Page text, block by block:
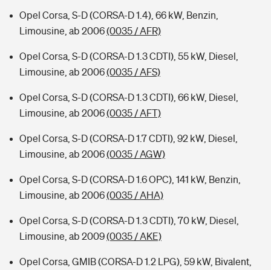
Opel Corsa, S-D (CORSA-D 1.4), 66 kW, Benzin,
Limousine, ab 2006(0035 / AFR)
Opel Corsa, S-D (CORSA-D 1.3 CDTI), 55 kW, Diesel,
Limousine, ab 2006(0035 / AFS)
Opel Corsa, S-D (CORSA-D 1.3 CDTI), 66 kW, Diesel,
Limousine, ab 2006(0035 / AFT)
Opel Corsa, S-D (CORSA-D 1.7 CDTI), 92 kW, Diesel,
Limousine, ab 2006(0035 / AGW)
Opel Corsa, S-D (CORSA-D 1.6 OPC), 141 kW, Benzin,
Limousine, ab 2006(0035 / AHA)
Opel Corsa, S-D (CORSA-D 1.3 CDTI), 70 kW, Diesel,
Limousine, ab 2009(0035 / AKE)
Opel Corsa, GMIB (CORSA-D 1.2 LPG), 59 kW, Bivalent,